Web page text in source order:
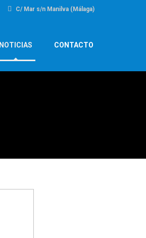
C/ Mar s/n Manilva (Málaga)
NOTICIAS CONTACTO